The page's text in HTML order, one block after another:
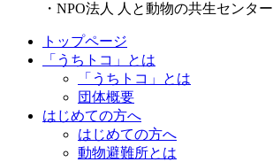
・NPO法人 人と動物の共生センター
トップページ
「うちトコ」とは
「うちトコ」とは
団体概要
はじめての方へ
はじめての方へ
動物避難所とは